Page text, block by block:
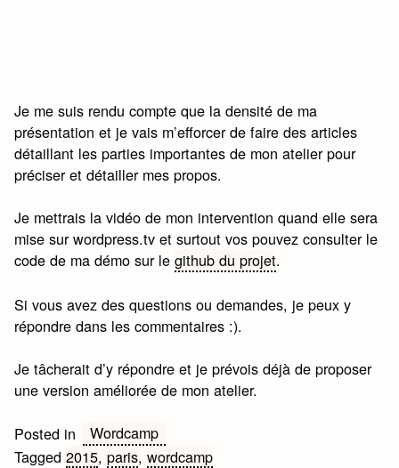
Je me suis rendu compte que la densité de ma
présentation et je vais m’efforcer de faire des articles
détaillant les parties importantes de mon atelier pour
préciser et détailler mes propos.
Je mettrais la vidéo de mon intervention quand elle sera
mise sur wordpress.tv et surtout vos pouvez consulter le
code de ma démo sur legithub du projet.
Si vous avez des questions ou demandes, je peux y
répondre dans les commentaires :).
Je tâcherait d’y répondre et je prévois déjà de proposer
une version améliorée de mon atelier.
Posted in
Wordcamp
Tagged2015,paris,wordcamp